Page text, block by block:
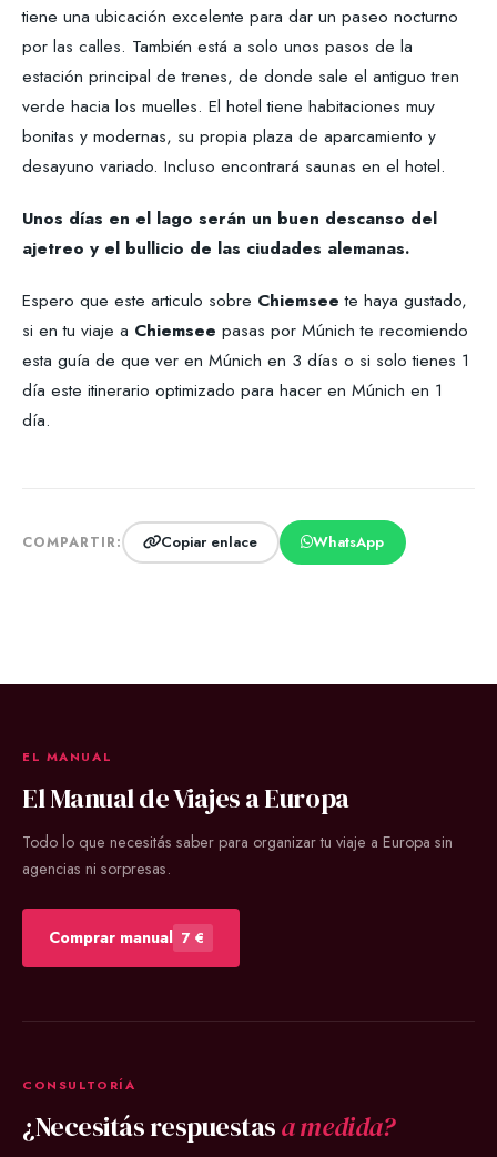
tiene una ubicación excelente para dar un paseo nocturno
por las calles. También está a solo unos pasos de la
estación principal de trenes, de donde sale el antiguo tren
verde hacia los muelles. El hotel tiene habitaciones muy
bonitas y modernas, su propia plaza de aparcamiento y
desayuno variado. Incluso encontrará saunas en el hotel.
Unos días en el lago serán un buen descanso del
ajetreo y el bullicio de las ciudades alemanas.
Espero que este articulo sobre Chiemsee te haya gustado,
si en tu viaje a Chiemsee pasas por Múnich te recomiendo
esta guía de que ver en Múnich en 3 días o si solo tienes 1
día este itinerario optimizado para hacer en Múnich en 1
día.
COMPARTIR: Copiar enlace WhatsApp
EL MANUAL
El Manual de Viajes a Europa
Todo lo que necesitás saber para organizar tu viaje a Europa sin
agencias ni sorpresas.
Comprar manual 7 €
CONSULTORÍA
¿Necesitás respuestasa medida?